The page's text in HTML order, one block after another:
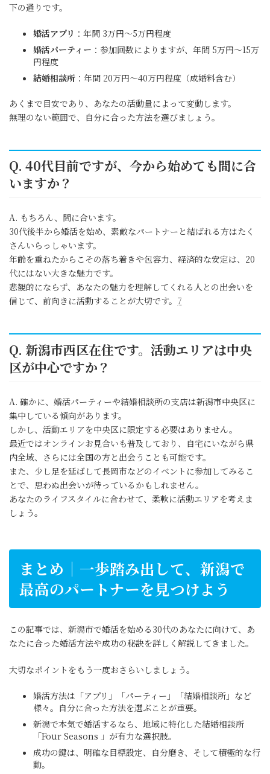
下の通りです。
婚活アプリ ：年間 3万円～5万円程度
婚活パーティー ：参加回数によりますが、年間 5万円～15万
円程度
結婚相談所 ：年間 20万円～40万円程度（成婚料含む）
あくまで目安であり、あなたの活動量によって変動します。
無理のない範囲で、自分に合った方法を選びましょう。
Q. 40代目前ですが、今から始めても間に合
いますか？
A. もちろん、間に合います。
30代後半から婚活を始め、素敵なパートナーと結ばれる方はたく
さんいらっしゃいます。
年齢を重ねたからこその落ち着きや包容力、経済的な安定は、20
代にはない大きな魅力です。
悲観的にならず、あなたの魅力を理解してくれる人との出会いを
信じて、前向きに活動することが大切です。 7
Q. 新潟市西区在住です。活動エリアは中央
区が中心ですか？
A. 確かに、婚活パーティーや結婚相談所の支店は新潟市中央区に
集中している傾向があります。
しかし、活動エリアを中央区に限定する必要はありません。
最近ではオンラインお見合いも普及しており、自宅にいながら県
内全域、さらには全国の方と出会うことも可能です。
また、少し足を延ばして長岡市などのイベントに参加してみるこ
とで、思わぬ出会いが待っているかもしれません。
あなたのライフスタイルに合わせて、柔軟に活動エリアを考えま
しょう。
まとめ｜一歩踏み出して、新潟で
最高のパートナーを見つけよう
この記事では、新潟市で婚活を始める30代のあなたに向けて、あ
なたに合った婚活方法や成功の秘訣を詳しく解説してきました。
大切なポイントをもう一度おさらいしましょう。
婚活方法は「アプリ」「パーティー」「結婚相談所」など
様々。自分に合った方法を選ぶことが重要。
新潟で本気で婚活するなら、地域に特化した結婚相談所
「Four Seasons 」が有力な選択肢。
成功の鍵は、明確な目標設定、自分磨き、そして積極的な行
動。